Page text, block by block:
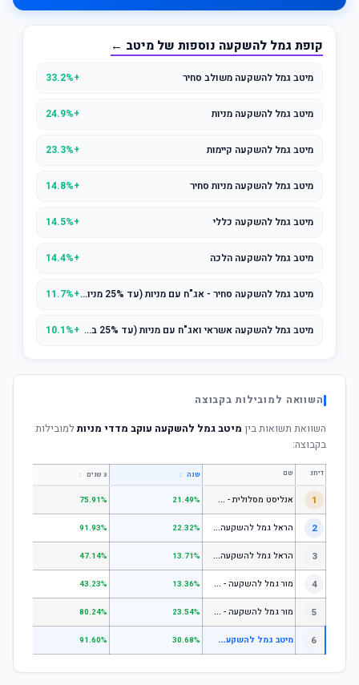
קופת גמל להשקעה נוספות של מיטב ←
מיטב גמל להשקעה משולב סחיר +33.2%
מיטב גמל להשקעה מניות +24.9%
מיטב גמל להשקעה קיימות +23.3%
מיטב גמל להשקעה מניות סחיר +14.8%
מיטב גמל להשקעה כללי +14.5%
מיטב גמל להשקעה הלכה +14.4%
מיטב גמל להשקעה סחיר - אג"ח עם מניות (עד 25% מניות)+11.7%
מיטב גמל להשקעה אשראי ואג"ח עם מניות (עד 25% במניות) +10.1%
השוואה למובילות בקבוצה
השוואת תשואות בין מיטב גמל להשקעה עוקב מדדי מניותלמובילות
בקבוצה:
דירוג שם שנה ↕ 3 שנים ↕
1 א
נליסט מסלולית - קופת גמל להשקעה מניות 21.49%
75.91%
2 ה
ראל גמל להשקעה מניות 22.32%
91.93%
3 ה
ראל גמל להשקעה כללי 13.71%
47.14%
4 מ
ור גמל להשקעה - כללי 13.36%
43.23%
5 מ
ור גמל להשקעה - מניות 23.54%
80.24%
6 מ
יטב גמל להשקעה עוקב מדדי מניות 30.68%
91.60%